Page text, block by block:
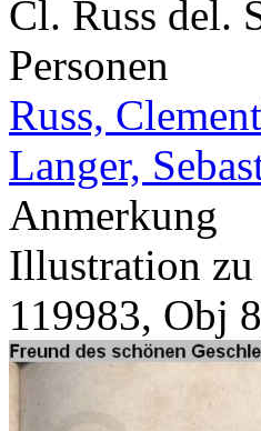
Cl. Russ del.
Personen
Russ,
Langer,
Anmerkung
Illustration
119983, Obj